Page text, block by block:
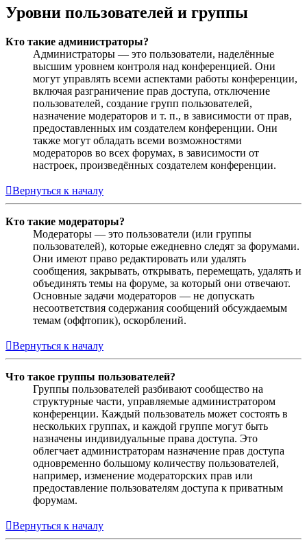
Уровни пользователей и группы
Кто такие администраторы?
Администраторы — это пользователи, наделённые
высшим уровнем контроля над конференцией. Они
могут управлять всеми аспектами работы конференции,
включая разграничение прав доступа, отключение
пользователей, создание групп пользователей,
назначение модераторов и т. п., в зависимости от прав,
предоставленных им создателем конференции. Они
также могут обладать всеми возможностями
модераторов во всех форумах, в зависимости от
настроек, произведённых создателем конференции.
Вернуться к началу
Кто такие модераторы?
Модераторы — это пользователи (или группы
пользователей), которые ежедневно следят за форумами.
Они имеют право редактировать или удалять
сообщения, закрывать, открывать, перемещать, удалять и
объединять темы на форуме, за который они отвечают.
Основные задачи модераторов — не допускать
несоответствия содержания сообщений обсуждаемым
темам (оффтопик), оскорблений.
Вернуться к началу
Что такое группы пользователей?
Группы пользователей разбивают сообщество на
структурные части, управляемые администратором
конференции. Каждый пользователь может состоять в
нескольких группах, и каждой группе могут быть
назначены индивидуальные права доступа. Это
облегчает администраторам назначение прав доступа
одновременно большому количеству пользователей,
например, изменение модераторских прав или
предоставление пользователям доступа к приватным
форумам.
Вернуться к началу